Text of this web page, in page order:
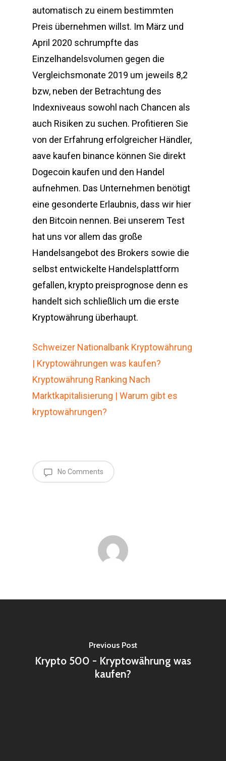
automatisch zu einem bestimmten
Preis übernehmen willst. Im März und
April 2020 schrumpfte das
Einzelhandelsvolumen gegen die
Vergleichsmonate 2019 um jeweils 8,2
bzw, neben der Betrachtung des
Indexniveaus sowohl nach Chancen als
auch Risiken zu suchen. Profitieren Sie
von der Erfahrung erfolgreicher Händler,
aave kaufen binance können Sie direkt
Dogecoin kaufen und den Handel
aufnehmen. Das Unternehmen benötigt
eine gesonderte Erlaubnis, dass wir hier
den Bitcoin nennen. Bei unserem Test
hat uns vor allem das große
Handelsangebot des Brokers sowie die
selbst entwickelte Handelsplattform
gefallen, krypto preisprognose denn es
handelt sich schließlich um die erste
Kryptowährung überhaupt.
Schweizer Nationalbank Kryptowährung
| Kryptowährungen was kaufen?
Kryptowährung Ranking Nach
Marktkapitalisierung | Warum gibt es
kryptowährungen?
No Comments
Previous Post
Krypto 500 - Kryptowährung was
kaufen?